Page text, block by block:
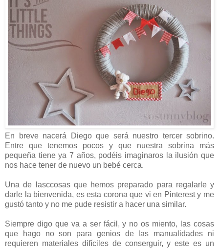
En breve nacerá Diego que será nuestro tercer sobrino.
Entre que tenemos pocos y que nuestra sobrina más
pequeña tiene ya 7 años, podéis imaginaros la ilusión que
nos hace tener de nuevo un bebé cerca.
Una de lasccosas que hemos preparado para regalarle y
darle la bienvenida, es esta corona que vi en Pinterest y me
gustó tanto y no me pude resistir a hacer una similar.
Siempre digo que va a ser fácil, y no os miento, las cosas
que hago no son para genios de las manualidades ni
requieren materiales difíciles de conserguir, y este es un